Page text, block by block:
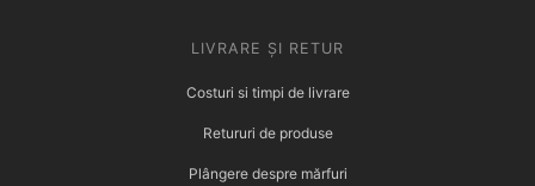
LIVRARE ȘI RETUR
Costuri si timpi de livrare
Retururi de produse
Plângere despre mărfuri